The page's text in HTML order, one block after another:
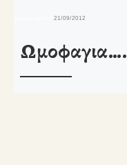
δημοσιευμένο21/09/2012
Ωμοφαγια….